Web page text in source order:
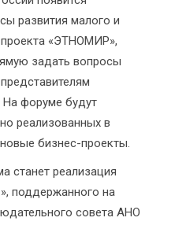
развития малого и
«ЭТНОМИР»,
задать вопросы
На форуме будут
реализованных в
бизнес-проекты.
станет реализация
поддержанного на
совета АНО